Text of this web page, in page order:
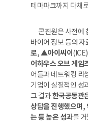
테마파크까지 다채
콘진원은 사전에
바이어 정보 등의
로, ▲아이씨이
어하우스 오브 게임
어들과 네트워킹 리
기업이 실질적인 성
그 결과한국공동관
상담을 진행했으며,
는 등 높은 성과를